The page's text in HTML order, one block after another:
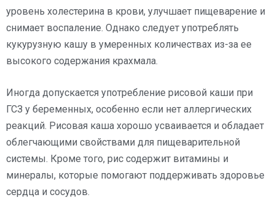
уровень холестерина в крови, улучшает пищеварение и
снимает воспаление. Однако следует употреблять
кукурузную кашу в умеренных количествах из-за ее
высокого содержания крахмала.
Иногда допускается употребление рисовой каши при
ГСЗ у беременных, особенно если нет аллергических
реакций. Рисовая каша хорошо усваивается и обладает
облегчающими свойствами для пищеварительной
системы. Кроме того, рис содержит витамины и
минералы, которые помогают поддерживать здоровье
сердца и сосудов.